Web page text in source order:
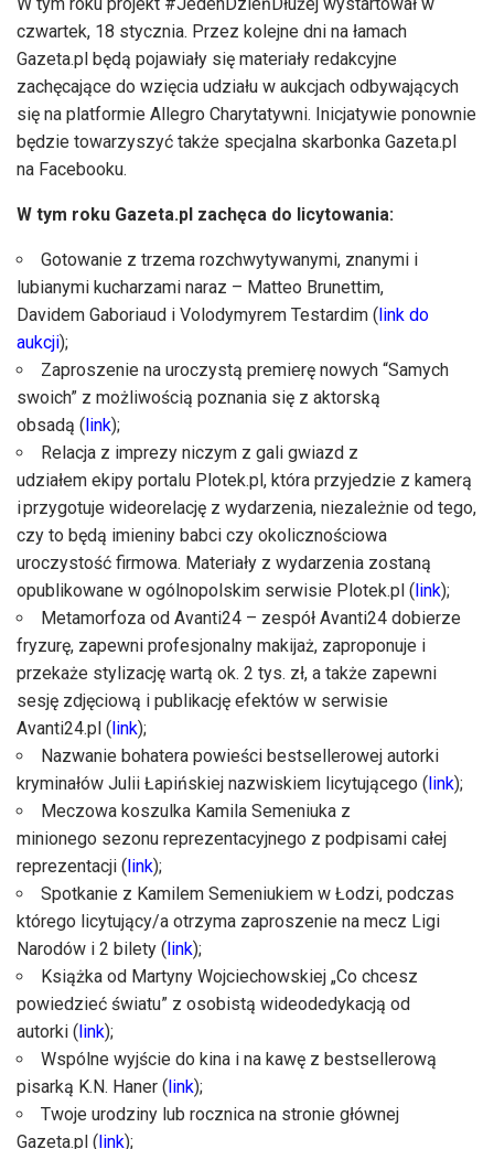
czwartek, 18 stycznia. Przez kolejne dni na łamach
Gazeta.pl będą pojawiały się materiały redakcyjne
zachęcające do wzięcia udziału w aukcjach odbywających
się na platformie Allegro Charytatywni. Inicjatywie ponownie
będzie towarzyszyć także specjalna skarbonka Gazeta.pl
na Facebooku.
W tym roku Gazeta.pl zachęca do licytowania:
Gotowanie z trzema rozchwytywanymi, znanymi i
lubianymi kucharzami naraz – Matteo Brunettim,
Davidem Gaboriaud i Volodymyrem Testardim ( link do
aukcji);
Zaproszenie na uroczystą premierę nowych “Samych
swoich” z możliwością poznania się z aktorską
obsadą ( link);
Relacja z imprezy niczym z gali gwiazd z
udziałem ekipy portalu Plotek.pl, która przyjedzie z kamerą
i przygotuje wideorelację z wydarzenia, niezależnie od tego,
czy to będą imieniny babci czy okolicznościowa
uroczystość firmowa. Materiały z wydarzenia zostaną
opublikowane w ogólnopolskim serwisie Plotek.pl ( link);
Metamorfoza od Avanti24 – zespół Avanti24 dobierze
fryzurę, zapewni profesjonalny makijaż, zaproponuje i
przekaże stylizację wartą ok. 2 tys. zł, a także zapewni
sesję zdjęciową i publikację efektów w serwisie
Avanti24.pl ( link);
Nazwanie bohatera powieści bestsellerowej autorki
kryminałów Julii Łapińskiej nazwiskiem licytującego ( link);
Meczowa koszulka Kamila Semeniuka z
minionego sezonu reprezentacyjnego z podpisami całej
reprezentacji ( link);
Spotkanie z Kamilem Semeniukiem w Łodzi, podczas
którego licytujący/a otrzyma zaproszenie na mecz Ligi
Narodów i 2 bilety ( link);
Książka od Martyny Wojciechowskiej „Co chcesz
powiedzieć światu” z osobistą wideodedykacją od
autorki ( link);
Wspólne wyjście do kina i na kawę z bestsellerową
pisarką K.N. Haner ( link);
Twoje urodziny lub rocznica na stronie głównej
Gazeta.pl ( link);